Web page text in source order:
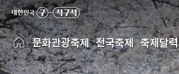
문화관광축제 전국축제 축제달력